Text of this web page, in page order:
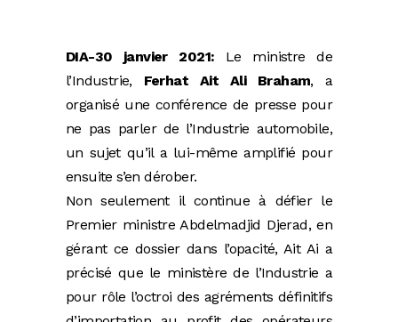
DIA-30 janvier 2021: Le ministre de
l’Industrie, Ferhat Ait Ali Braham, a
organisé une conférence de presse pour
ne pas parler de l’Industrie automobile,
un sujet qu’il a lui-même amplifié pour
ensuite s’en dérober.
Non seulement il continue à défier le
Premier ministre Abdelmadjid Djerad, en
gérant ce dossier dans l’opacité, Ait Ai a
précisé que le ministère de l’Industrie a
pour rôle l’octroi des agréments définitifs